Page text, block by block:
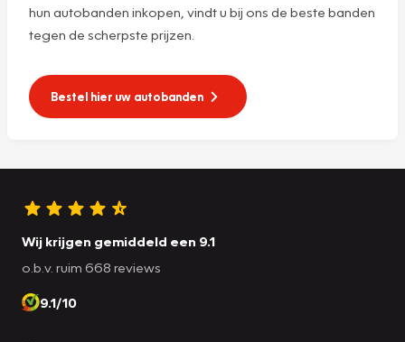
hun autobanden inkopen, vindt u bij ons de beste banden
tegen de scherpste prijzen.
Bestel hier uw autobanden
Wij krijgen gemiddeld een 9.1
o.b.v. ruim 668 reviews
9.1/10